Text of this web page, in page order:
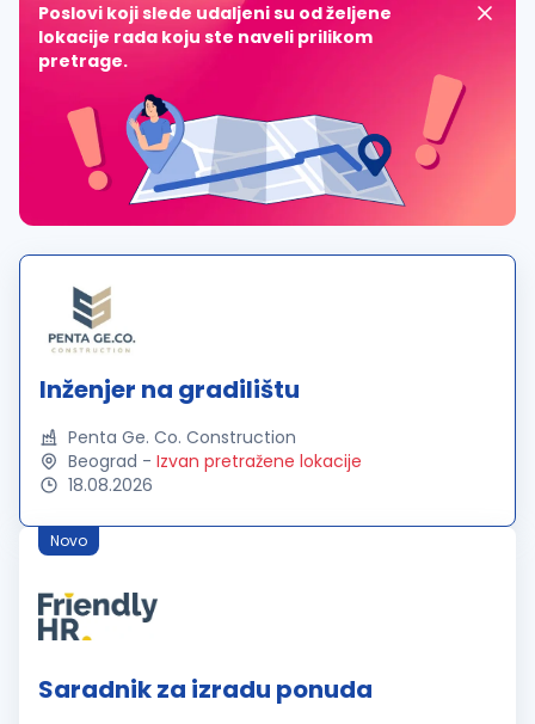
Poslovi koji slede udaljeni su od željene
lokacije rada koju ste naveli prilikom
pretrage.
Inženjer na gradilištu
Penta Ge. Co. Construction
Beograd - Izvan pretražene lokacije
18.08.2026
Novo
Saradnik za izradu ponuda